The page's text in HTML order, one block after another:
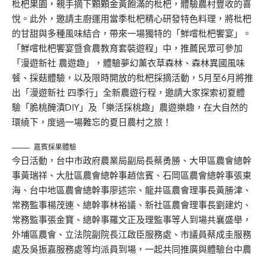
枇杷果園，親手摘下顆顆金黃飽滿的枇杷，體驗農村豐收的喜
悅。此外，邀請主廚運用當季枇杷精心研發特色料理，將枇杷
的甘甜與多種風味結合，帶來一場獨特的「鮮嚐枇杷饗宴」。
「鮮嚐枇杷饗宴暨食農教育套裝遊程」中，推薦民眾可參加
「漫遊新社 農遊趣」，體驗夢幻薰衣草森林、森林異國風味
餐、採菇體驗，以及限時開放的枇杷採摘活動，5月至6月將推
出「漫遊新社 四季行」全新農遊行程，邀請大家探索初夏體
驗「脆桃醃漬DIY」及「樂活採桃趣」農遊樂趣，在大自然的
環繞下，度過一場難忘的夏日農村之旅！
嘉賓採果體驗
今日活動，台中市政府農業局副局長蔡勇勝、大甲區農會總幹
事黃瑞祥、大肚區農會總幹事趙信賓、石岡區農會總幹事張東
海、台中地區農會總幹事廖述宗、龍井區農會理事長黃勝津、
常務監事楊茂連、總幹事林裕議、新社區農會理事長劉建灼、
常務監事張金寶、總幹事羅文正及理監事等人到場共襄盛舉，
外埔區農會、立法院副院長江啟臣服務處、市議員蔡成圭服務
處及吳振嘉服務處等均派員到場，一起共同推廣與體驗台中農